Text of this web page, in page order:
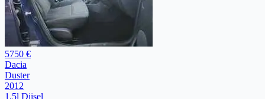
5750 €
Dacia
Duster
2012
1.5l Diisel